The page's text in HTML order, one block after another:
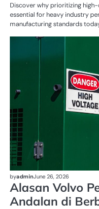
Discover why prioritizing
essential for heavy industry
manufacturing standards
byadminJune 26, 2026
Alasan Volvo
Andalan di